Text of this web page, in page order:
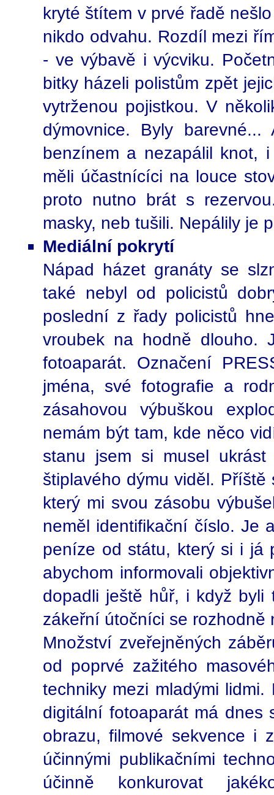
kryté štítem v prvé řadě
nikdo odvahu. Rozdíl mezi
- ve výbavě i výcviku.
bitky házeli polistům zpět
vytrženou pojistkou. V
dýmovnice. Byly
benzínem a nezapálil knot,
měli účastnícíci na louce
proto nutno brát s
masky, neb tušili. Nepálily je
Mediální pokrytí
Nápad házet granáty se
také nebyl od policistů
poslední z řady policistů
vroubek na hodně dlouho.
fotoaparát. Označení
jména, své fotografie a
zásahovou výbuškou
nemám být tam, kde něco
stanu jsem si musel
štiplavého dýmu viděl.
který mi svou zásobu
neměl identifikační číslo. Je
peníze od státu, který si i já
abychom informovali
dopadli ještě hůř, i když byli
zákeřní útočníci se rozhodně
Množství zveřejněných
od poprvé zažitého
techniky mezi mladými
digitální fotoaparát má dnes
obrazu, filmové sekvence i
účinnými publikačními
účinně konkurovat